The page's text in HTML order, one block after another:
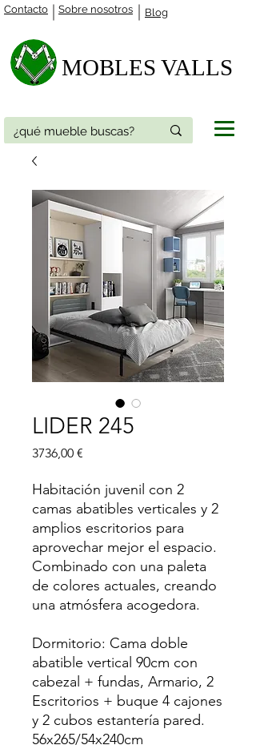
Contacto Blog
Sobre nosotros
MOBLES VALLS​
LIDER 245
3736,00 €
Habitación juvenil con 2
camas abatibles verticales y 2
amplios escritorios para
aprovechar mejor el espacio.
Combinado con una paleta
de colores actuales, creando
una atmósfera acogedora.
Dormitorio: Cama doble
abatible vertical 90cm con
cabezal + fundas, Armario, 2
Escritorios + buque 4 cajones
y 2 cubos estantería pared.
56x265/54x240cm